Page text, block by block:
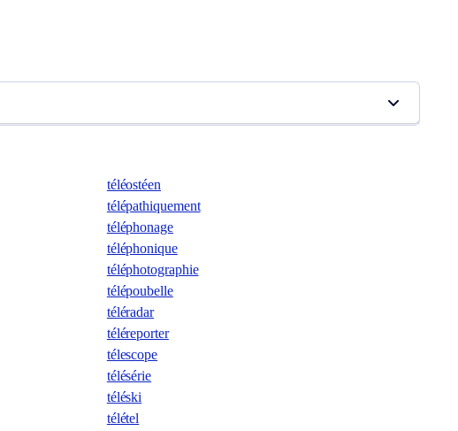
téléostéen
télépathiquement
téléphonage
téléphonique
téléphotographie
télépoubelle
téléradar
téléreporter
télescope
télésérie
téléski
télétel